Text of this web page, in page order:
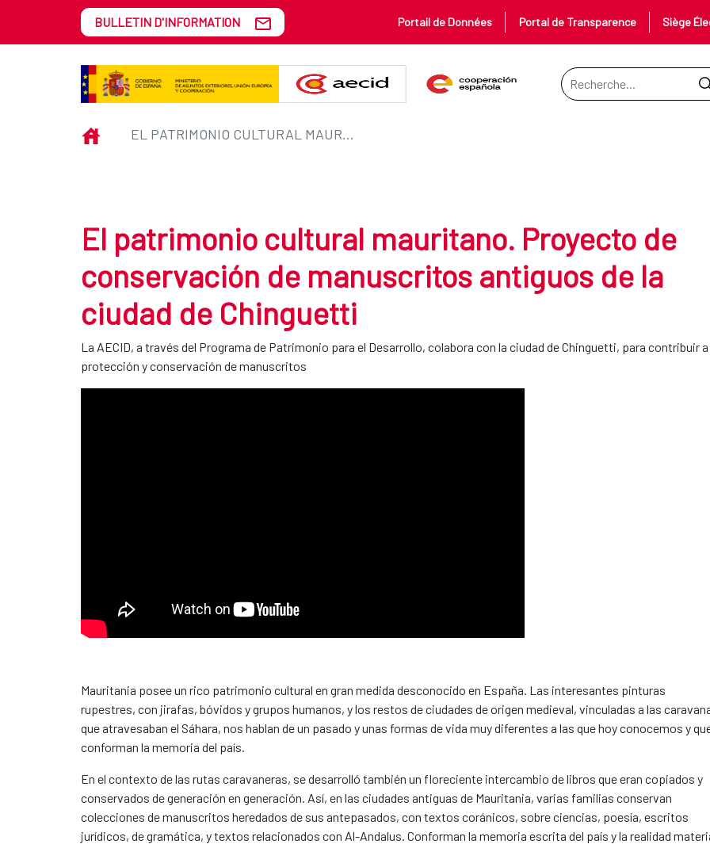
Saut au contenu principal
El patrimonio cultural mauritano. Proyecto de conservación de
BULLETIN D'INFORMATION Portail de Données Portal de Transparence Siège
Barre de recherche
INICIO EL PATRIMONIO CULTURAL MAURITANO. PROYECTO DE CONSERVACIÓN DE MANUSCRITOS ANTIGUOS DE LA CIUDAD DE CHINGUETTI
El patrimonio cultural mauritano. Proyecto de
conservación de manuscritos antiguos de la
ciudad de Chinguetti
La AECID, a través del Programa de Patrimonio para el Desarrollo​, colabora con la ciudad de Chinguetti, para contribuir a
protección y conservación de manuscritos
Mauritania posee un rico patrimonio cultural en gran medida desconocido en España. Las interesantes pinturas
rupestres, con jirafas, bóvidos y grupos humanos, y los restos de ciudades de origen medieval, vinculadas a las
que atravesaban el Sáhara, nos hablan de un pasado y unas formas de vida muy diferentes a las que hoy conocemos y
conforman la memoria del país.
En el contexto de las rutas caravaneras, se desarrolló también un floreciente intercambio de libros que eran copiados y
conservados de generación en generación. Así, en las ciudades antiguas de Mauritania, varias familias conservan
colecciones de manuscritos heredados de sus antepasados, con textos coránicos, sobre ciencias, poesía, escritos
jurídicos, de gramática, y textos relacionados con Al-Andalus. Conforman la memoria escrita del país y la realidad